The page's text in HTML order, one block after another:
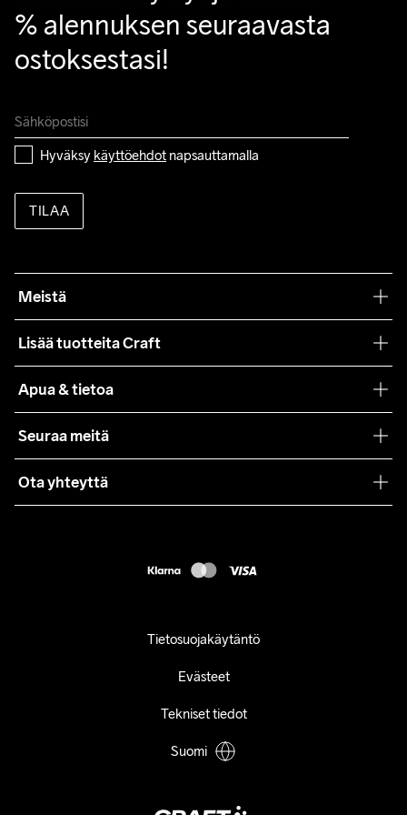
% alennuksen seuraavasta
ostoksestasi!
Hyväksy käyttöehdot napsauttamalla
TILAA
Meistä
Lisää tuotteita Craft
Yhteistyöt
Lehdistö
Apua & tietoa
Käyttöehdot
Asiakaspalvelu
Seuraa meitä
Ota yhteyttä
Tietosuojakäytäntö
Evästeet
Tekniset tiedot
Suomi